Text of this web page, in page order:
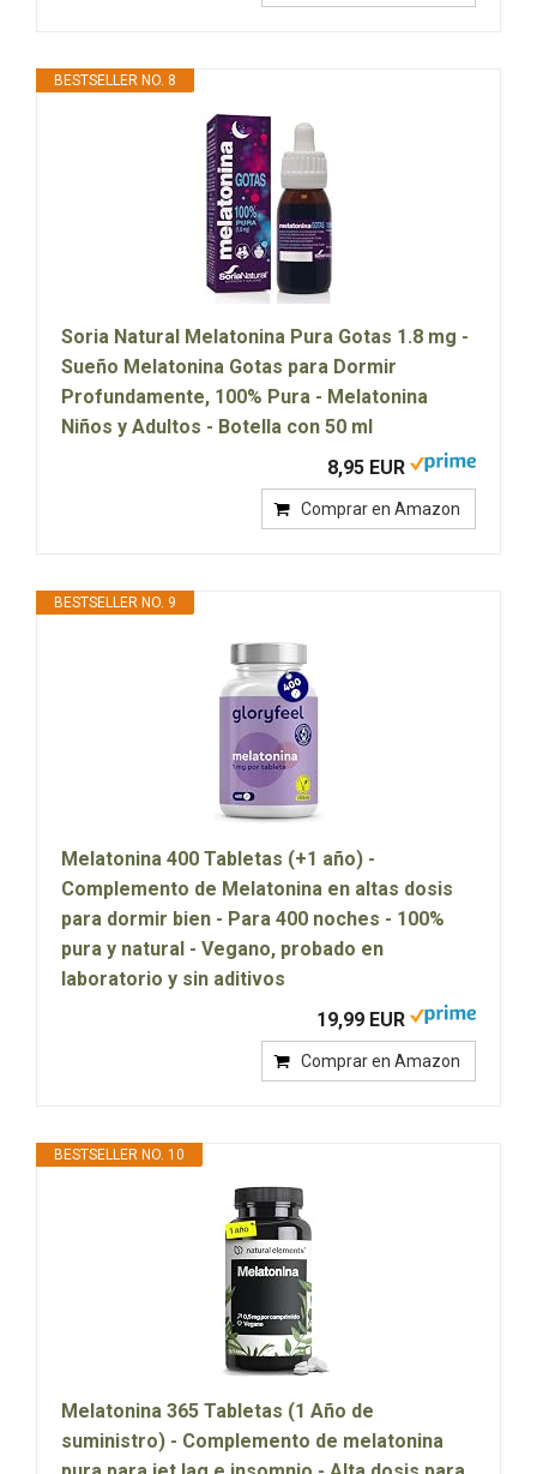
BESTSELLER NO. 8
Soria Natural Melatonina Pura Gotas 1.8 mg -
Sueño Melatonina Gotas para Dormir
Profundamente, 100% Pura - Melatonina
Niños y Adultos - Botella con 50 ml
8,95 EUR
Comprar en Amazon
BESTSELLER NO. 9
Melatonina 400 Tabletas (+1 año) -
Complemento de Melatonina en altas dosis
para dormir bien - Para 400 noches - 100%
pura y natural - Vegano, probado en
laboratorio y sin aditivos
19,99 EUR
Comprar en Amazon
BESTSELLER NO. 10
Melatonina 365 Tabletas (1 Año de
suministro) - Complemento de melatonina